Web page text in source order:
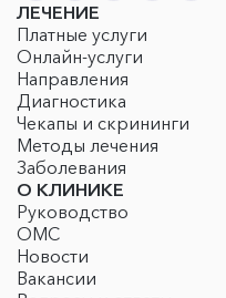
ЛЕЧЕНИЕ
Платные услуги
Онлайн-услуги
Направления
Диагностика
Чекапы и скрининги
Методы лечения
Заболевания
О КЛИНИКЕ
Руководство
ОМС
Новости
Вакансии